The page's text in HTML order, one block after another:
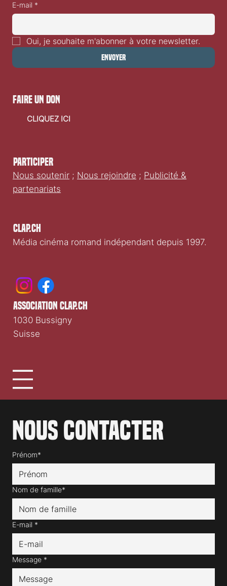
E-mail *
Oui, je souhaite m'abonner à votre newsletter.
Envoyer
Clap.ch
Média cinéma romand indépendant depuis 1997.
Participer
Nous soutenir ; Nous rejoindre ; Publicité &
partenariats
Nous contacter
Prénom*
Nom de famille*
E-mail *
Message *
faire un don
CLIQUEZ ICI
association clap.ch
1030 Bussigny
Suisse